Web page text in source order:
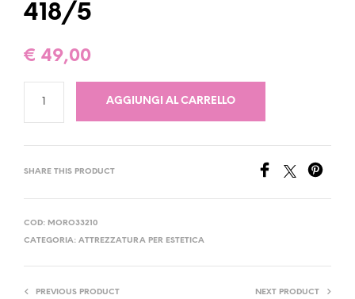
418/5
€ 49,00
AGGIUNGI AL CARRELLO
SHARE THIS PRODUCT
COD: MORO33210
CATEGORIA: ATTREZZATURA PER ESTETICA
PREVIOUS PRODUCT NEXT PRODUCT